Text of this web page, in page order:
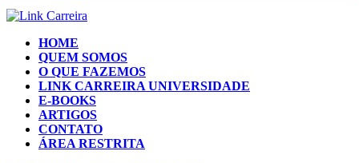
HOME
QUEM SOMOS
O QUE FAZEMOS
LINK CARREIRA UNIVERSIDADE
E-BOOKS
ARTIGOS
CONTATO
ÁREA RESTRITA